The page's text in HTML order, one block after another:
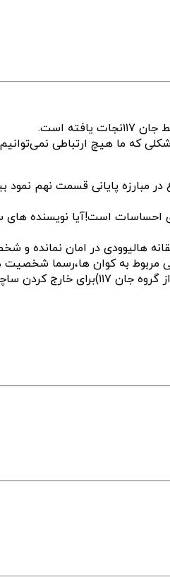
است.
ما هیچ ارتباطی نمی‌توانیم
احساسات است!آیا نویسنده
هالیوودی در امان نمانده
به کوان ها،رسما شخصیت
دلایل برخی از اقدامات شخصیت ها چندان